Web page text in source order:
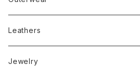
Leathers
Jewelry